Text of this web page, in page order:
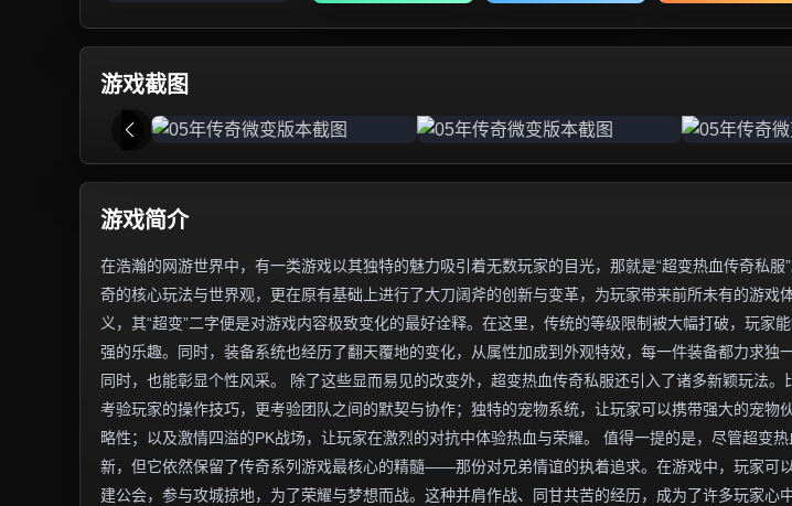
游戏截图
游戏简介
在浩瀚的网游世界中，有一类游戏以其独特的魅力吸引着无数玩家的目光，那就是“超变热血传奇私
奇的核心玩法与世界观，更在原有基础上进行了大刀阔斧的创新与变革，为玩家带来前所未有的游戏
义，其“超变”二字便是对游戏内容极致变化的最好诠释。在这里，传统的等级限制被大幅打破，玩家
强的乐趣。同时，装备系统也经历了翻天覆地的变化，从属性加成到外观特效，每一件装备都力求独
同时，也能彰显个性风采。 除了这些显而易见的改变外，超变热血传奇私服还引入了诸多新颖玩法
考验玩家的操作技巧，更考验团队之间的默契与协作；独特的宠物系统，让玩家可以携带强大的宠物
略性；以及激情四溢的PK战场，让玩家在激烈的对抗中体验热血与荣耀。 值得一提的是，尽管超变
新，但它依然保留了传奇系列游戏最核心的精髓——那份对兄弟情谊的执着追求。在游戏中，玩家可
建公会，参与攻城掠地，为了荣耀与梦想而战。这种并肩作战、同甘共苦的经历，成为了许多玩家心